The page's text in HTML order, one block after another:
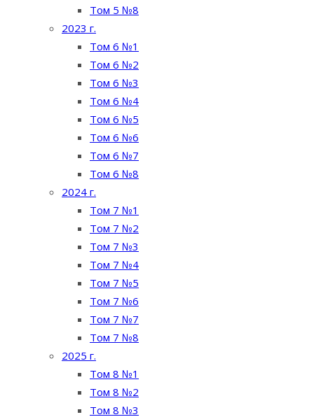
Том 5 №8
2023 г.
Том 6 №1
Том 6 №2
Том 6 №3
Том 6 №4
Том 6 №5
Том 6 №6
Том 6 №7
Том 6 №8
2024 г.
Том 7 №1
Том 7 №2
Том 7 №3
Том 7 №4
Том 7 №5
Том 7 №6
Том 7 №7
Том 7 №8
2025 г.
Том 8 №1
Том 8 №2
Том 8 №3